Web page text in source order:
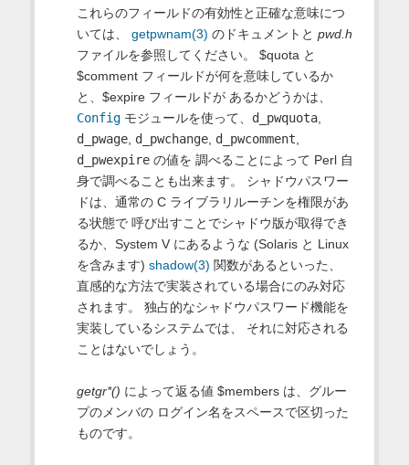
これらのフィールドの有効性と正確な意味につ
いては、 getpwnam(3) のドキュメントと pwd.h
ファイルを参照してください。 $quota と
$comment フィールドが何を意味しているか
と、$expire フィールドが あるかどうかは、
Configモジュールを使って、 d_pwquota,
d_pwage, d_pwchange, d_pwcomment,
d_pwexpireの値を 調べることによって Perl 自
身で調べることも出来ます。 シャドウパスワー
ドは、通常の C ライブラリルーチンを権限があ
る状態で 呼び出すことでシャドウ版が取得でき
るか、System V にあるような (Solaris と Linux
を含みます) shadow(3) 関数があるといった、
直感的な方法で実装されている場合にのみ対応
されます。 独占的なシャドウパスワード機能を
実装しているシステムでは、 それに対応される
ことはないでしょう。
getgr*() によって返る値 $members は、グルー
プのメンバの ログイン名をスペースで区切った
ものです。